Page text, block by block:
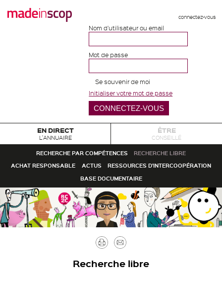
connectez-vous
Nom d'utilisateur ou email
Mot de passe
Se souvenir de moi
Initialiser votre mot de passe
EN DIRECT
L'ANNUAIRE
ÊTRE
CONSEILLÉ
RECHERCHE PAR COMPÉTENCES
RECHERCHE LIBRE
ACHAT RESPONSABLE
ACTUS
RESSOURCES D'INTERCOOPÉRATION
BASE DOCUMENTAIRE
Imprimer
Recherche libre